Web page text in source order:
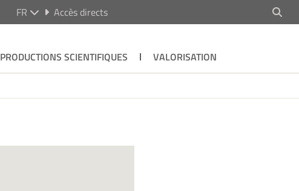
FR Accès directs
PRODUCTIONS SCIENTIFIQUES
VALORISATION